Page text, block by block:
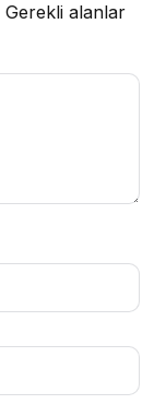
Gerekli alanlar